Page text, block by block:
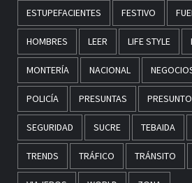
ESTUPEFACIENTES FESTIVO
HOMBRES LEER LIFE STYLE
MONTERÍA NACIONAL
POLICÍA PRESUNTAS PRESUNTO
SEGURIDAD SUCRE TEBAIDA
TRENDS TRÁFICO TRÁNSITO